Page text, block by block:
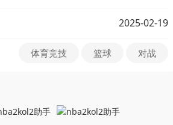
2025-02-19
体育竞技 篮球 对战